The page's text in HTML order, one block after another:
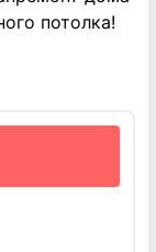
потолка!